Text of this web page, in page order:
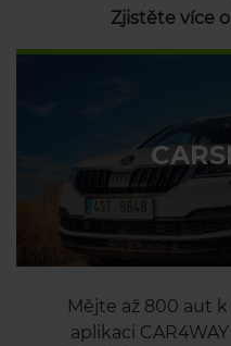
Zjistěte více
Mějte až 800 aut
aplikaci